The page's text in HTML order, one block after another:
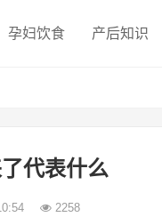
孕妇饮食 产后知识
代表什么
2258